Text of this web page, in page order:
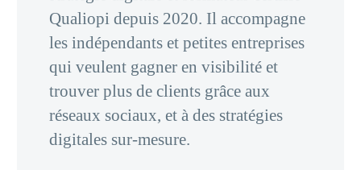
Qualiopi depuis 2020. Il accompagne
les indépendants et petites entreprises
qui veulent gagner en visibilité et
trouver plus de clients grâce aux
réseaux sociaux, et à des stratégies
digitales sur-mesure.